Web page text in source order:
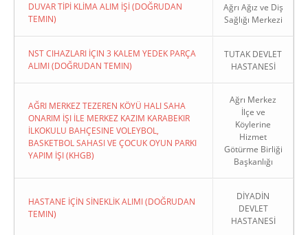
DUVAR TİPİ KLİMA ALIM İŞİ (DOĞRUDAN
TEMIN)
Ağrı Ağız ve Diş
Sağlığı Merkezi
NST CIHAZLARI İÇIN 3 KALEM YEDEK PARÇA
ALIMI (DOĞRUDAN TEMIN)
TUTAK DEVLET
HASTANESİ
AĞRI MERKEZ TEZEREN KÖYÜ HALI SAHA
ONARIM İŞI İLE MERKEZ KAZIM KARABEKIR
İLKOKULU BAHÇESINE VOLEYBOL,
BASKETBOL SAHASI VE ÇOCUK OYUN PARKI
YAPIM İŞI (KHGB)
Ağrı Merkez
İlçe ve
Köylerine
Hizmet
Götürme Birliği
Başkanlığı
HASTANE İÇİN SİNEKLİK ALIMI (DOĞRUDAN
TEMIN)
DİYADİN
DEVLET
HASTANESİ